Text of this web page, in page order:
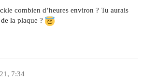
combien d’heures environ ? Tu aurais
la plaque ?
7:34